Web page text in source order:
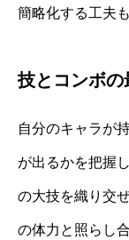
簡略化する工夫
技とコンボ
自分のキャラが
が出るかを把握
の大技を織り交
の体力と照らし